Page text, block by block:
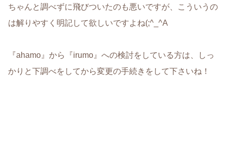
ちゃんと調べずに飛びついたのも悪いですが、こういうの
は解りやすく明記して欲しいですよね(;^_^A
『ahamo』から『irumo』への検討をしている方は、しっ
かりと下調べをしてから変更の手続きをして下さいね！